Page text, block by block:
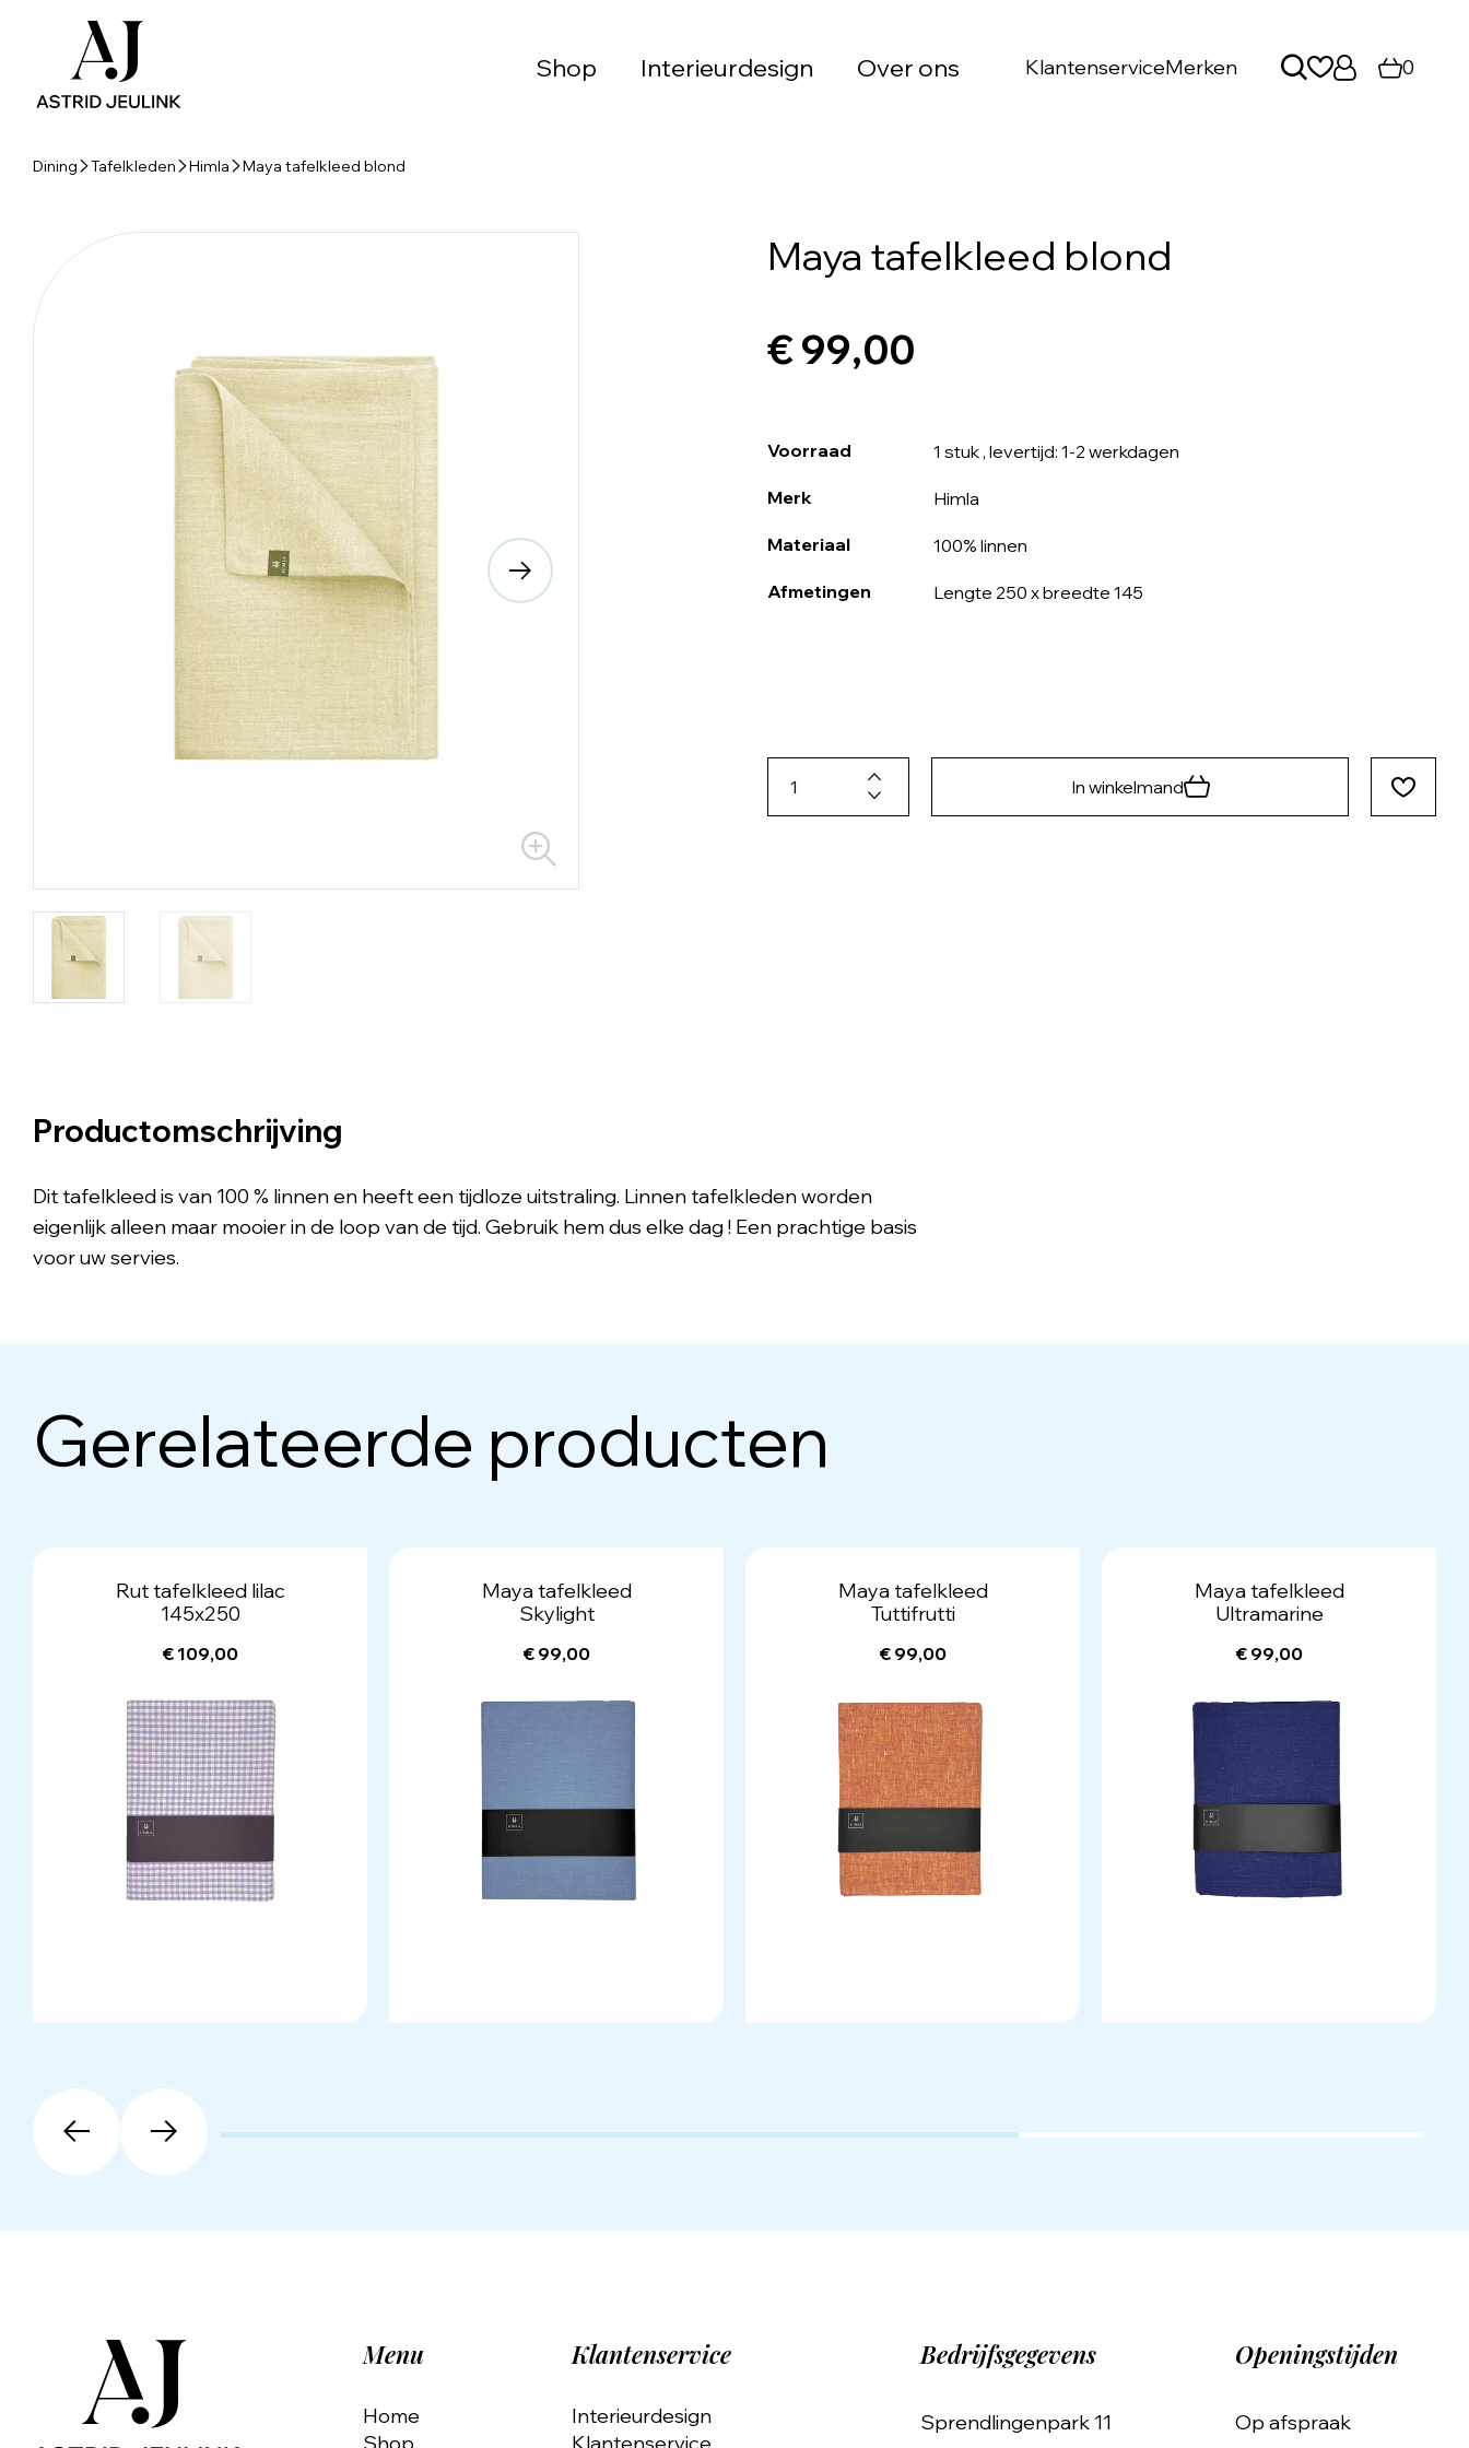
Shop Interieurdesign Over ons KlantenserviceMerken 0
Dining Tafelkleden Himla Maya tafelkleed blond
Maya tafelkleed blond
€ 99,00
Voorraad 1 stuk, levertijd: 1-2 werkdagen
Merk Himla
Materiaal 100% linnen
Afmetingen Lengte 250 x breedte 145
In winkelmand
Productomschrijving
Dit tafelkleed is van 100 % linnen en heeft een tijdloze uitstraling. Linnen tafelkleden worden
eigenlijk alleen maar mooier in de loop van de tijd. Gebruik hem dus elke dag ! Een prachtige basis
voor uw servies.
Gerelateerde producten
Rut tafelkleed lilac
145x250
€ 109,00
Maya tafelkleed
Skylight
€ 99,00
Maya tafelkleed
Tuttifrutti
€ 99,00
Maya tafelkleed
Ultramarine
€ 99,00
Menu
Home
Klantenservice
Interieurdesign
Bedrijfsgegevens
Sprendlingenpark 11
Openingstijden
Op afspraak